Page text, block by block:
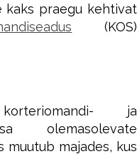
kaks praegu kehtivat
(KOS)
ja
olemasolevate
muutub majades, kus